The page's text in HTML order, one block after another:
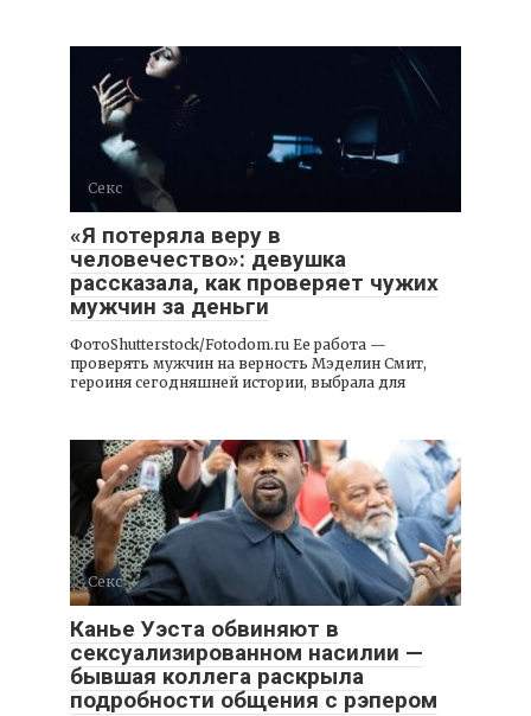
Секс
«Я потеряла веру в
человечество»: девушка
рассказала, как проверяет чужих
мужчин за деньги
ФотоShutterstock/Fotodom.ru Ее работа —
проверять мужчин на верность Мэделин Смит,
героиня сегодняшней истории, выбрала для
Секс
Канье Уэста обвиняют в
сексуализированном насилии —
бывшая коллега раскрыла
подробности общения с рэпером